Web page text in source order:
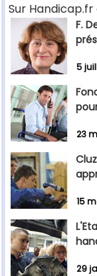
Sur Handicap.fr
F.
5
23
15
29